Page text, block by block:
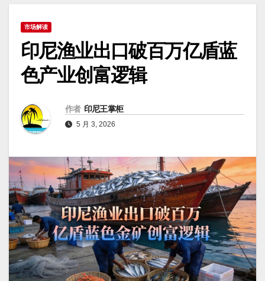
市场解读
印尼渔业出口破百万亿盾蓝
色产业创富逻辑
作者 印尼王掌柜
5 月 3, 2026